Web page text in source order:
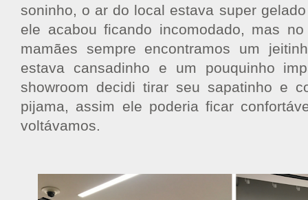
soninho, o ar do local estava super
ele acabou ficando incomodado, mas
mamães sempre encontramos um
estava cansadinho e um pouquinho
showroom decidi tirar seu sapatinho e
pijama, assim ele poderia ficar
voltávamos.